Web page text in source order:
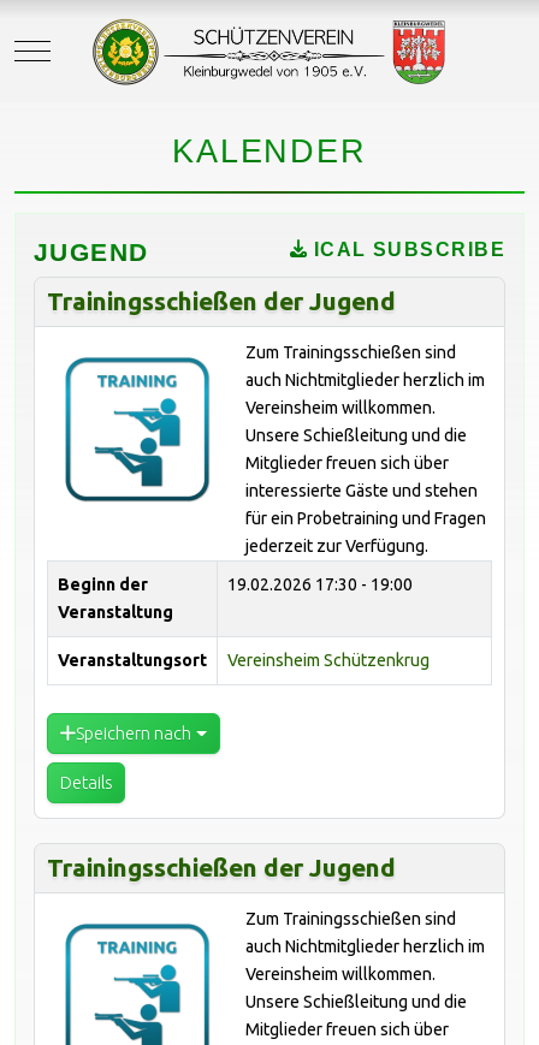
Mobile Menu Toggle
KALENDER
JUGEND ICAL SUBSCRIBE
Trainingsschießen der Jugend
Zum Trainingsschießen sind
auch Nichtmitglieder herzlich im
Vereinsheim willkommen.
Unsere Schießleitung und die
Mitglieder freuen sich über
interessierte Gäste und stehen
für ein Probetraining und Fragen
jederzeit zur Verfügung.
Beginn der
Veranstaltung
19.02.2026 17:30 - 19:00
Veranstaltungsort Vereinsheim Schützenkrug
Speichern nach
Details
Trainingsschießen der Jugend
Zum Trainingsschießen sind
auch Nichtmitglieder herzlich im
Vereinsheim willkommen.
Unsere Schießleitung und die
Mitglieder freuen sich über